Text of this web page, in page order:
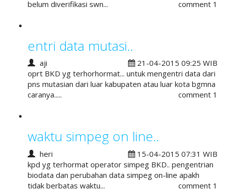
belum diverifikasi swn...
comment 1
entri data mutasi..
aji
21-04-2015 09:25 WIB
oprt BKD yg terhorhormat... untuk mengentri data dari
pns mutasian dari luar kabupaten atau luar kota bgmna
caranya.....
comment 1
waktu simpeg on line..
heri
15-04-2015 07:31 WIB
kpd yg terhormat operator simpeg BKD.. pengentrian
biodata dan perubahan data simpeg on-line apakh
tidak berbatas waktu...
comment 1